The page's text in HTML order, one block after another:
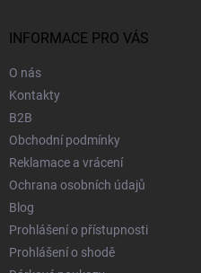
INFORMACE PRO VÁS
O nás
Kontakty
B2B
Obchodní podmínky
Reklamace a vrácení
Ochrana osobních údajů
Blog
Prohlášení o přístupnosti
Prohlášení o shodě